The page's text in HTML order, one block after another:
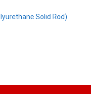
Solid Rod)